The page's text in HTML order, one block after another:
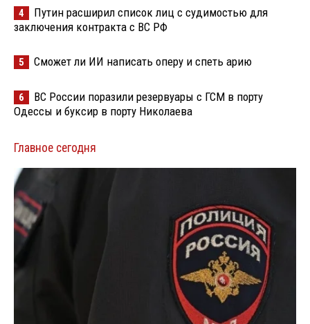
4
Путин расширил список лиц с судимостью для
заключения контракта с ВС РФ
5 Сможет ли ИИ написать оперу и спеть арию
6
ВС России поразили резервуары с ГСМ в порту
Одессы и буксир в порту Николаева
Главное сегодня